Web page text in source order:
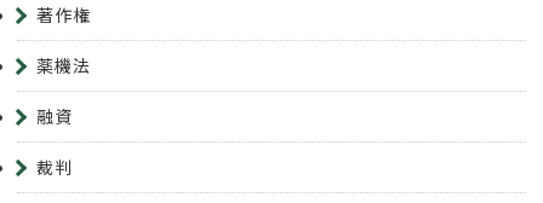
著作権
薬機法
融資
裁判